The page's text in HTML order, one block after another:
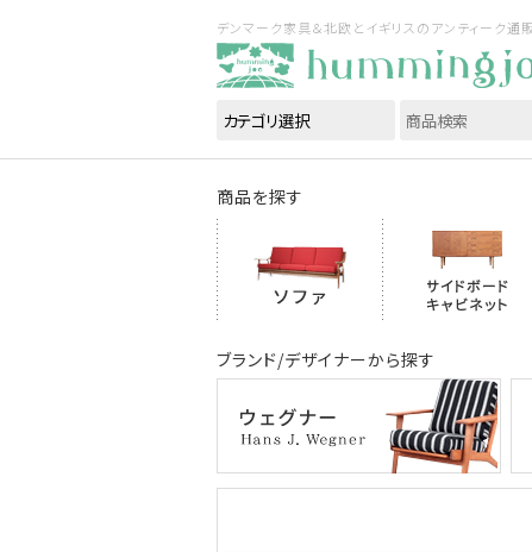
デンマーク家具＆北欧とイギリスのアンティー
商品を探す
ブランド/デザイナーから探す